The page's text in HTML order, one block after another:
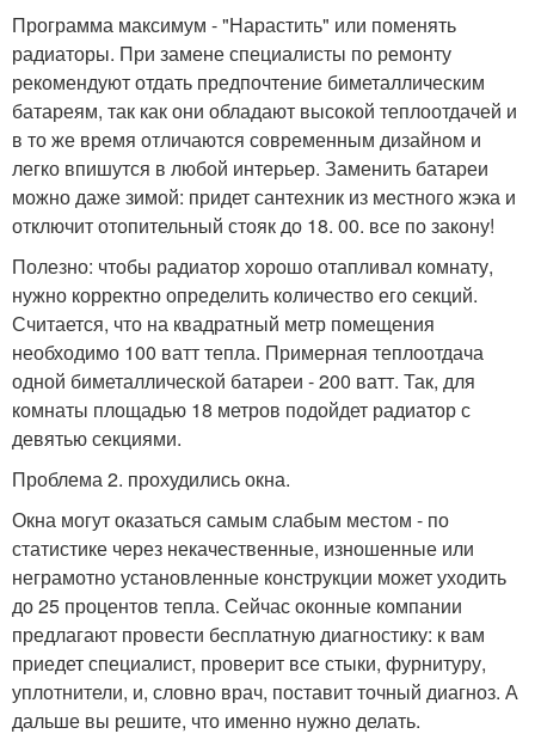
Программа максимум - "Нарастить" или поменять
радиаторы. При замене специалисты по ремонту
рекомендуют отдать предпочтение биметаллическим
батареям, так как они обладают высокой теплоотдачей и
в то же время отличаются современным дизайном и
легко впишутся в любой интерьер. Заменить батареи
можно даже зимой: придет сантехник из местного жэка и
отключит отопительный стояк до 18. 00. все по закону!
Полезно: чтобы радиатор хорошо отапливал комнату,
нужно корректно определить количество его секций.
Считается, что на квадратный метр помещения
необходимо 100 ватт тепла. Примерная теплоотдача
одной биметаллической батареи - 200 ватт. Так, для
комнаты площадью 18 метров подойдет радиатор с
девятью секциями.
Проблема 2. прохудились окна.
Окна могут оказаться самым слабым местом - по
статистике через некачественные, изношенные или
неграмотно установленные конструкции может уходить
до 25 процентов тепла. Сейчас оконные компании
предлагают провести бесплатную диагностику: к вам
приедет специалист, проверит все стыки, фурнитуру,
уплотнители, и, словно врач, поставит точный диагноз. А
дальше вы решите, что именно нужно делать.